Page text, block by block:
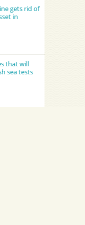
gets rid of
in
that will
sea tests